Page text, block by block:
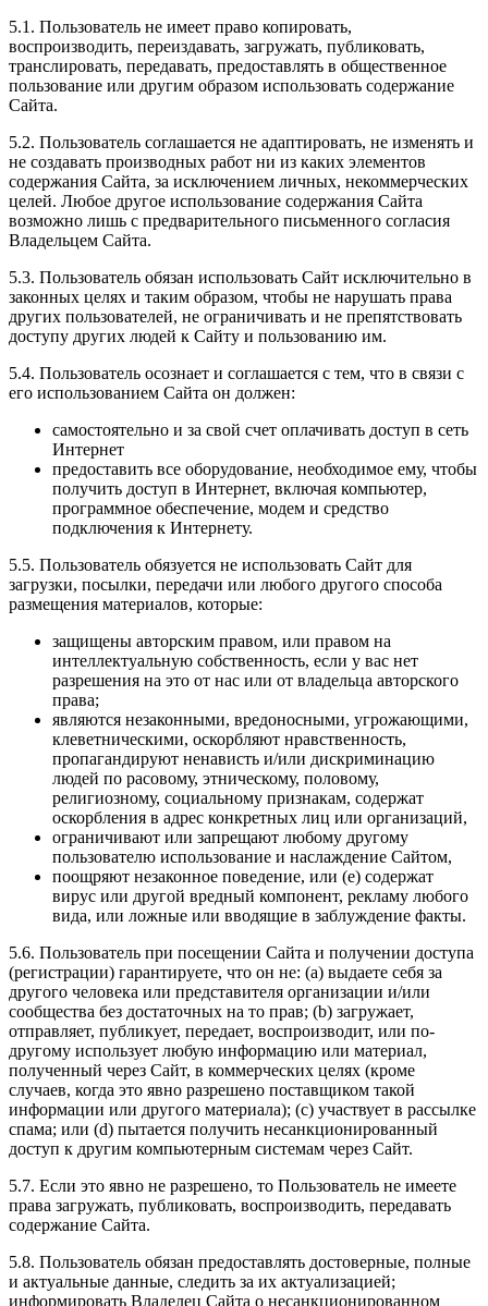
5.1. Пользователь не имеет право копировать,
воспроизводить, переиздавать, загружать, публиковать,
транслировать, передавать, предоставлять в общественное
пользование или другим образом использовать содержание
Сайта.
5.2. Пользователь соглашается не адаптировать, не изменять и
не создавать производных работ ни из каких элементов
содержания Сайта, за исключением личных, некоммерческих
целей. Любое другое использование содержания Сайта
возможно лишь с предварительного письменного согласия
Владельцем Сайта.
5.3. Пользователь обязан использовать Сайт исключительно в
законных целях и таким образом, чтобы не нарушать права
других пользователей, не ограничивать и не препятствовать
доступу других людей к Сайту и пользованию им.
5.4. Пользователь осознает и соглашается с тем, что в связи с
его использованием Сайта он должен:
самостоятельно и за свой счет оплачивать доступ в сеть
Интернет
предоставить все оборудование, необходимое ему, чтобы
получить доступ в Интернет, включая компьютер,
программное обеспечение, модем и средство
подключения к Интернету.
5.5. Пользователь обязуется не использовать Сайт для
загрузки, посылки, передачи или любого другого способа
размещения материалов, которые:
защищены авторским правом, или правом на
интеллектуальную собственность, если у вас нет
разрешения на это от нас или от владельца авторского
права;
являются незаконными, вредоносными, угрожающими,
клеветническими, оскорбляют нравственность,
пропагандируют ненависть и/или дискриминацию
людей по расовому, этническому, половому,
религиозному, социальному признакам, содержат
оскорбления в адрес конкретных лиц или организаций,
ограничивают или запрещают любому другому
пользователю использование и наслаждение Сайтом,
поощряют незаконное поведение, или (e) содержат
вирус или другой вредный компонент, рекламу любого
вида, или ложные или вводящие в заблуждение факты.
5.6. Пользователь при посещении Сайта и получении доступа
(регистрации) гарантируете, что он не: (a) выдаете себя за
другого человека или представителя организации и/или
сообщества без достаточных на то прав; (b) загружает,
отправляет, публикует, передает, воспроизводит, или по-
другому использует любую информацию или материал,
полученный через Сайт, в коммерческих целях (кроме
случаев, когда это явно разрешено поставщиком такой
информации или другого материала); (c) участвует в рассылке
спама; или (d) пытается получить несанкционированный
доступ к другим компьютерным системам через Сайт.
5.7. Если это явно не разрешено, то Пользователь не имеете
права загружать, публиковать, воспроизводить, передавать
содержание Сайта.
5.8. Пользователь обязан предоставлять достоверные, полные
и актуальные данные, следить за их актуализацией;
информировать Владелец Сайта о несанкционированном